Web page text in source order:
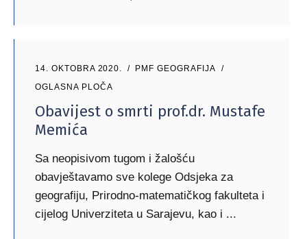
14. OKTOBRA 2020.
PMF GEOGRAFIJA
OGLASNA PLOČA
Obavijest o smrti prof.dr. Mustafe
Memića
Sa neopisivom tugom i žalošću
obavještavamo sve kolege Odsjeka za
geografiju, Prirodno-matematičkog fakulteta i
cijelog Univerziteta u Sarajevu, kao i